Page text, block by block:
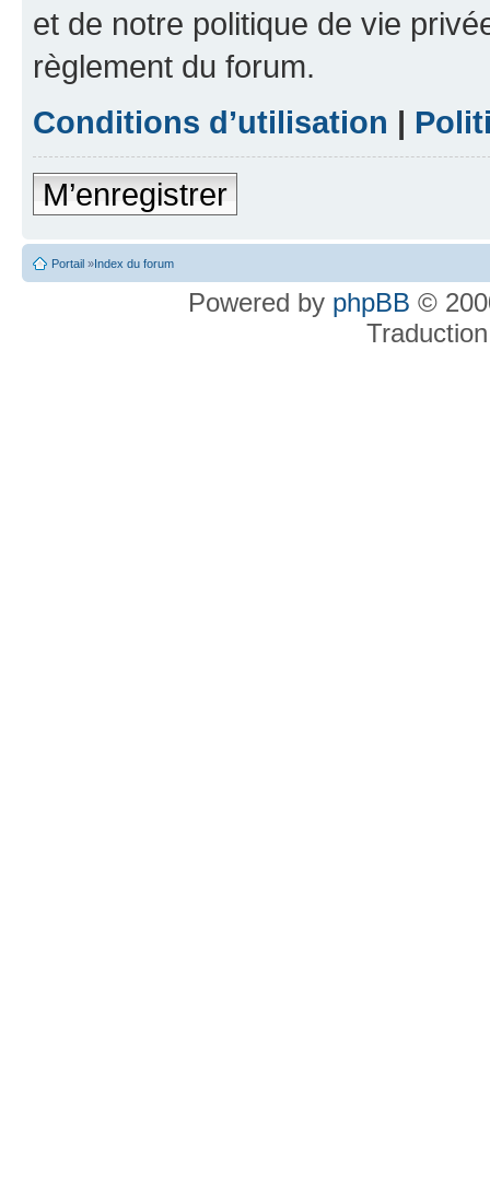
et de notre politique de vie
règlement du forum.
Conditions d’utilisation |
M’enregistrer
Portail »Index du forum
Powered by phpBB ©